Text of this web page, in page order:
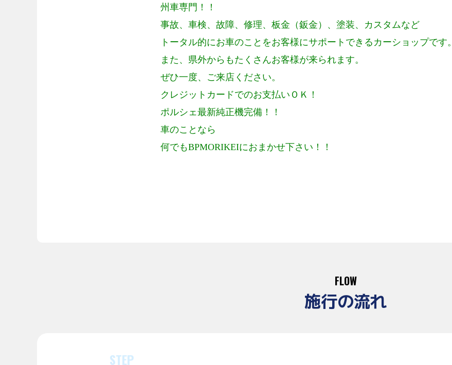
州車専門！！
事故、車検、故障、修理、板金（鈑金）、塗装、カスタムなど
トータル的にお車のことをお客様にサポートできるカーショップです。
また、県外からもたくさんお客様が来られます。
ぜひ一度、ご来店ください。
クレジットカードでのお支払いＯＫ！
ポルシェ最新純正機完備！！
車のことなら
何でもBPMORIKEIにおまかせ下さい！！
FLOW
施行の流れ